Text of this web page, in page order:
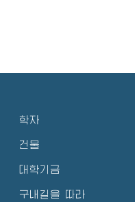
학자
건물
대학기금
구내길을 따라